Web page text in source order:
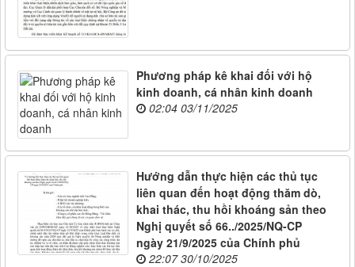
Phương pháp kê khai đối với hộ
kinh doanh, cá nhân kinh doanh
02:04 03/11/2025
Hướng dẫn thực hiện các thủ tục
liên quan đến hoạt động thăm dò,
khai thác, thu hồi khoáng sản theo
Nghị quyết số 66../2025/NQ-CP
ngày 21/9/2025 của Chính phủ
22:07 30/10/2025